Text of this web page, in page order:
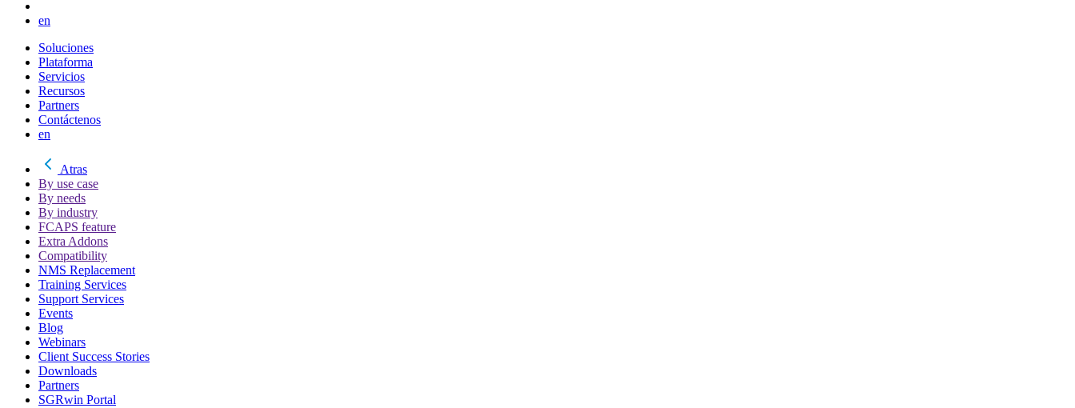
en
Soluciones
Plataforma
Servicios
Recursos
Partners
Contáctenos
en
Atras
By use case
By needs
By industry
FCAPS feature
Extra Addons
Compatibility
NMS Replacement
Training Services
Support Services
Events
Blog
Webinars
Client Success Stories
Downloads
Partners
SGRwin Portal